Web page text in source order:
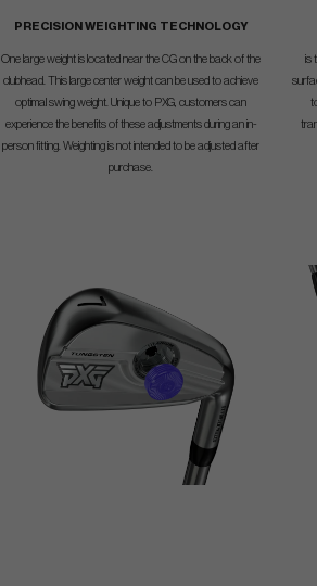
PRECISION WEIGHTING TECHNOLOGY
One large weight is located near the CG on the back of the
clubhead. This large center weight can be used to achieve
optimal swing weight. Unique to PXG, customers can
experience the benefits of these adjustments during an in-
person fitting. Weighting is not intended to be adjusted after
purchase.
is